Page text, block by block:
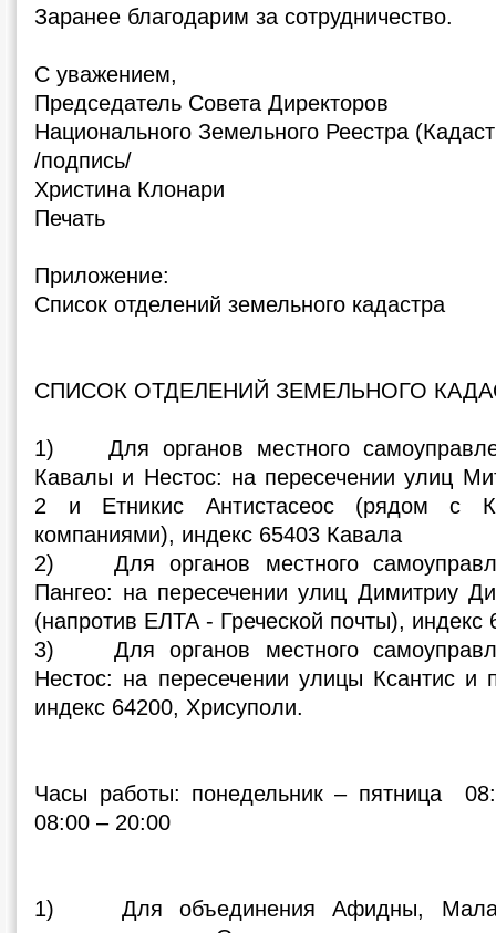
Заранее благодарим за сотрудничество.
С уважением,
Председатель Совета Директоров
Национального Земельного Реестра
/подпись/
Христина Клонари
Печать
Приложение:
Список отделений земельного кадастра
СПИСОК ОТДЕЛЕНИЙ ЗЕМЕЛЬНОГО
1) Для органов местного
Кавалы и Нестос: на пересечении улиц
2 и Етникис Антистасеос (рядом с
компаниями), индекс 65403 Кавала
2) Для органов местного
Пангео: на пересечении улиц Димитриу
(напротив ЕЛТА - Греческой почты),
3) Для органов местного
Нестос: на пересечении улицы Ксантис и
индекс 64200, Хрисуполи.
Часы работы: понедельник – пятница
08:00 – 20:00
1) Для объединения Афидны,